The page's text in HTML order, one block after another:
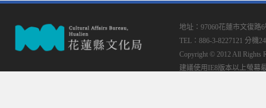
地址：97060花蓮市文復路
TEL：886-3-8227121 分機
Copyright © 2012 All Rights
建議使用IE8版本以上螢幕